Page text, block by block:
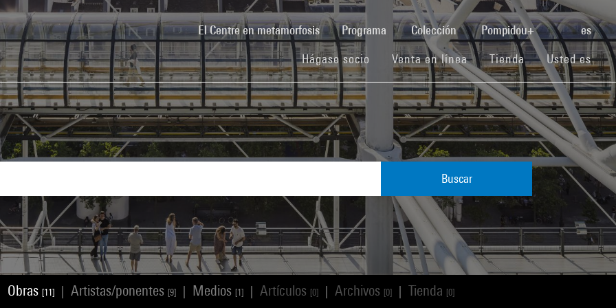
El Centre en metamorfosis(current)Programa Colección Pompidou+ es
Hágase socio (current)
Venta en línea(current)
Tienda(current)Usted es
Buscar
Obras [11] Artistas/ponentes [9] Medios [1] Artículos [0] Archivos [0] Tienda [0]